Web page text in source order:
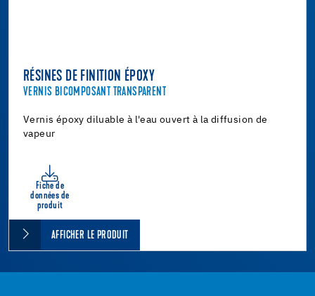
RÉSINES DE FINITION ÉPOXY
VERNIS BICOMPOSANT TRANSPARENT
Vernis époxy diluable à l'eau ouvert à la diffusion de
vapeur
Fiche de
données de
produit
AFFICHER LE PRODUIT